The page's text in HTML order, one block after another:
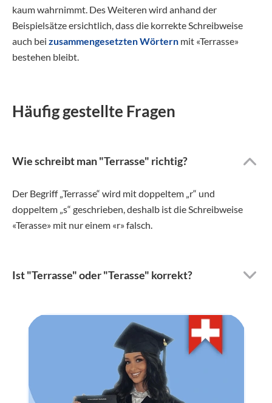
kaum wahrnimmt. Des Weiteren wird anhand der
Beispielsätze ersichtlich, dass die korrekte Schreibweise
auch bei zusammengesetzten Wörtern mit «Terrasse»
bestehen bleibt.
Häufig gestellte Fragen
Wie schreibt man "Terrasse" richtig?
Der Begriff „Terrasse“ wird mit doppeltem „r“ und
doppeltem „s“ geschrieben, deshalb ist die Schreibweise
«Terasse» mit nur einem «r» falsch.
Ist "Terrasse" oder "Terasse" korrekt?